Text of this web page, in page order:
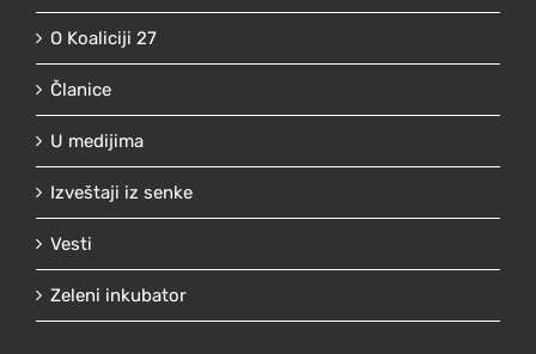
O Koaliciji 27
Članice
U medijima
Izveštaji iz senke
Vesti
Zeleni inkubator